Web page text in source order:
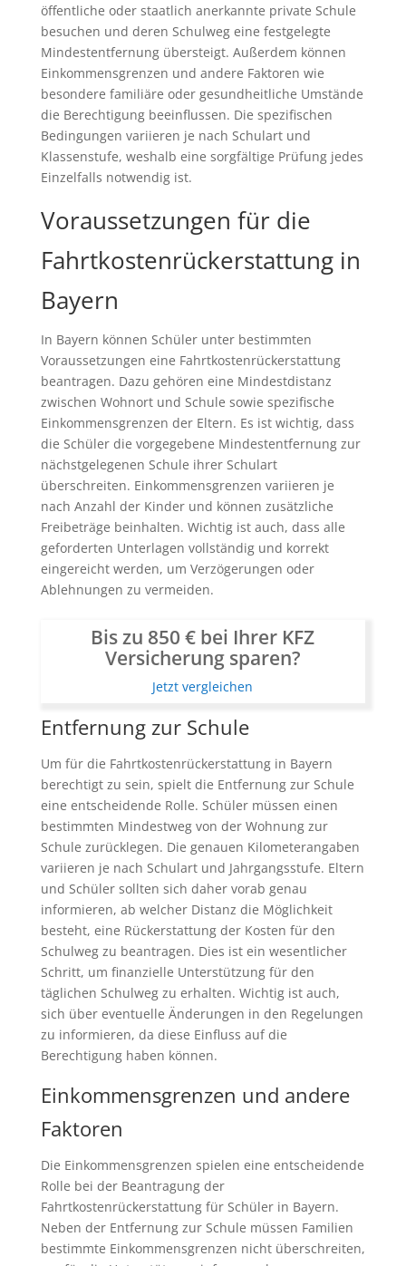
öffentliche oder staatlich anerkannte private Schule
besuchen und deren Schulweg eine festgelegte
Mindestentfernung übersteigt. Außerdem können
Einkommensgrenzen und andere Faktoren wie
besondere familiäre oder gesundheitliche Umstände
die Berechtigung beeinflussen. Die spezifischen
Bedingungen variieren je nach Schulart und
Klassenstufe, weshalb eine sorgfältige Prüfung jedes
Einzelfalls notwendig ist.
Voraussetzungen für die
Fahrtkostenrückerstattung in
Bayern
In Bayern können Schüler unter bestimmten
Voraussetzungen eine Fahrtkostenrückerstattung
beantragen. Dazu gehören eine Mindestdistanz
zwischen Wohnort und Schule sowie spezifische
Einkommensgrenzen der Eltern. Es ist wichtig, dass
die Schüler die vorgegebene Mindestentfernung zur
nächstgelegenen Schule ihrer Schulart
überschreiten. Einkommensgrenzen variieren je
nach Anzahl der Kinder und können zusätzliche
Freibeträge beinhalten. Wichtig ist auch, dass alle
geforderten Unterlagen vollständig und korrekt
eingereicht werden, um Verzögerungen oder
Ablehnungen zu vermeiden.
Bis zu 850 € bei Ihrer KFZ
Versicherung sparen?
Jetzt vergleichen
Entfernung zur Schule
Um für die Fahrtkostenrückerstattung in Bayern
berechtigt zu sein, spielt die Entfernung zur Schule
eine entscheidende Rolle. Schüler müssen einen
bestimmten Mindestweg von der Wohnung zur
Schule zurücklegen. Die genauen Kilometerangaben
variieren je nach Schulart und Jahrgangsstufe. Eltern
und Schüler sollten sich daher vorab genau
informieren, ab welcher Distanz die Möglichkeit
besteht, eine Rückerstattung der Kosten für den
Schulweg zu beantragen. Dies ist ein wesentlicher
Schritt, um finanzielle Unterstützung für den
täglichen Schulweg zu erhalten. Wichtig ist auch,
sich über eventuelle Änderungen in den Regelungen
zu informieren, da diese Einfluss auf die
Berechtigung haben können.
Einkommensgrenzen und andere
Faktoren
Die Einkommensgrenzen spielen eine entscheidende
Rolle bei der Beantragung der
Fahrtkostenrückerstattung für Schüler in Bayern.
Neben der Entfernung zur Schule müssen Familien
bestimmte Einkommensgrenzen nicht überschreiten,